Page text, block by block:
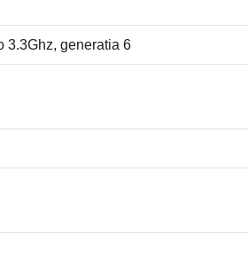
3.3Ghz, generatia 6